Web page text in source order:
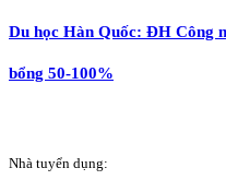
Du học Hàn Quốc: ĐH Công
bổng 50-100%
Nhà tuyển dụng: